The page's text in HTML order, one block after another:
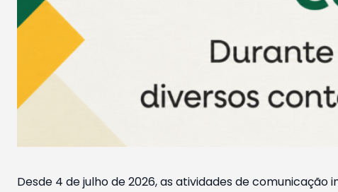
Desde 4 de julho de 2026, as atividades de